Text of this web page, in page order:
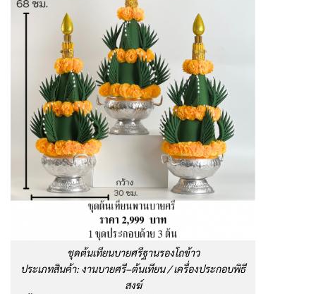
ชุดต้นเทียนบายศรีฐานรองโถข้าว
ประเภทสินค้า: งานบายศรี–ต้นเทียน / เครื่องประกอบพิธี
สงฆ์